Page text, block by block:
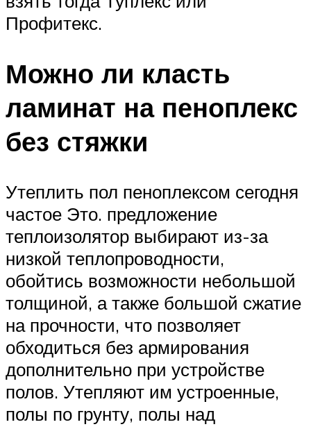
Профитекс.
Можно ли класть
ламинат на пеноплекс
без стяжки
Утеплить пол пеноплексом сегодня
частое Это. предложение
теплоизолятор выбирают из-за
низкой теплопроводности,
обойтись возможности небольшой
толщиной, а также большой сжатие
на прочности, что позволяет
обходиться без армирования
дополнительно при устройстве
полов. Утепляют им устроенные,
полы по грунту, полы над